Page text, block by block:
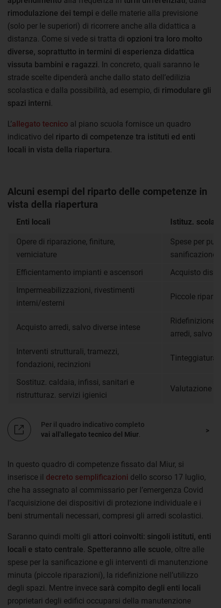
rimodulazione dei tempi e delle materie alla previsione
(solo per le superiori) di ricorrere anche alla didattica a
distanza. Come si vede si tratta di opzioni tra loro molto
diverse, soprattutto in termini di esperienza didattica
vissuta bambini e ragazzi. In concreto, quali saranno le
strade scelte dipenderà anche dallo stato dell’edilizia
scolastica e dalla possibilità, ad esempio, di rimodulare gli
spazi interni.
L’allegato tecnico al piano scuola fornisce un quadro
indicativo del riparto di competenze tra istituti ed enti
locali in vista della riapertura.
Alcuni esempi del riparto delle competenze in
vista della riapertura
Enti locali Istituz.
Opere di riparazione, finiture,
verniciature
Spese per
sanificazione
Efficientamento impianti e ascensori
Acquisto
Impermeabilizzazioni, rivestimenti
interni/esterni
Piccole
Acquisto arredi, salvo diverse intese
Ridefinizione
arredi, salvo
Interventi strutturali, tramezzi,
fondazioni, recinzioni
Tinteggiatura
Sostituz. caldaia, infissi, sanitari e
ristrutturaz. servizi igienici
Valutazione
Per il quadro indicativo completo
vai all'allegato tecnico del Miur
In questo quadro di competenze fissato dal Miur, si
inserisce il decreto semplificazioni dello scorso 17 luglio,
che ha assegnato al commissario per l’emergenza Covid
l’acquisizione dei dispositivi di protezione individuale e i
beni strumentali necessari, compresi gli arredi scolastici.
Saranno quindi molti gli attori coinvolti: singoli istituti, enti
locali e stato centrale. Spetteranno alle scuole, oltre alle
spese per la sanificazione e gli interventi di manutenzione
minuta (piccole riparazioni), la ridefinizione nell’utilizzo
degli spazi. Mentre invece sarà compito degli enti locali
proprietari degli edifici occuparsi della manutenzione